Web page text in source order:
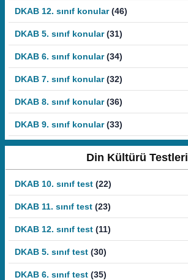
DKAB 12. sınıf konular (46)
DKAB 5. sınıf konular (31)
DKAB 6. sınıf konular (34)
DKAB 7. sınıf konular (32)
DKAB 8. sınıf konular (36)
DKAB 9. sınıf konular (33)
Din Kültürü Testleri
DKAB 10. sınıf test (22)
DKAB 11. sınıf test (23)
DKAB 12. sınıf test (11)
DKAB 5. sınıf test (30)
DKAB 6. sınıf test (35)